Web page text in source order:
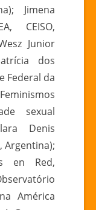
Jimena
CEISO,
Junior
dos
Federal da
sexual
Denis
Argentina);
en Red,
América